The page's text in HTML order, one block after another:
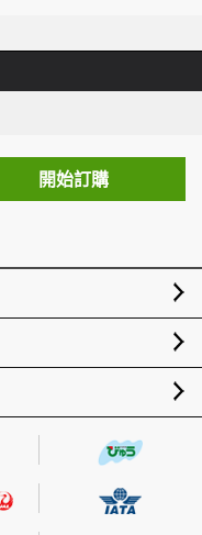
開始訂購